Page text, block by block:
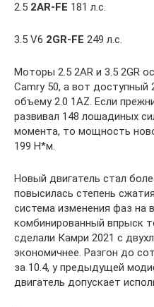
2.5 2AR-FE 181 л.с.
3.5 V6 2GR-FE 249 л.с.
Моторы 2.5 2AR и 3.5 2GR
Camry 50, а вот доступный
объему 2.0 1AZ. Если
развивал 148 лошадиных
момента, то мощность
199 Н*м.
Новый двигатель стал
повысилась степень
система изменения фаз на
комбинированный впрыск
сделали Камри 2021 с
экономичнее. Разгон до
за 10.4, у предыдущей
двигатель допускает